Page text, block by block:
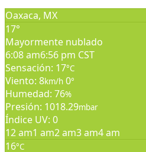
Oaxaca, MX
17°
Mayormente nublado
6:08 am6:56 pm CST
Sensación: 17°C
Viento: 8km/h 0°
Humedad: 76%
Presión: 1018.29mbar
Índice UV: 0
12 am1 am2 am3 am4 am
16°C